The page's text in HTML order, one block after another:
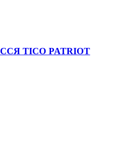
TICO PATRIOT